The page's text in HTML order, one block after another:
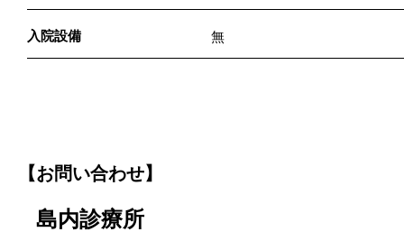
入院設備 無
【お問い合わせ】
島内診療所